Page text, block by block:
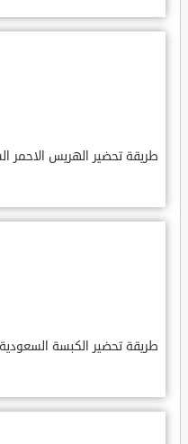
طريقة تحضير الهريس الاحمر
طريقة تحضير الكبسة